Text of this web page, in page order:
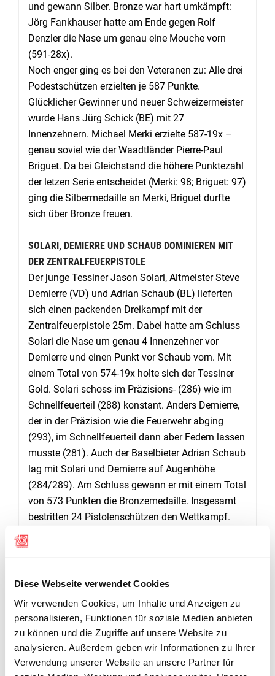
Diese Webseite verwendet Cookies
Wir verwenden Cookies, um Inhalte und Anzeigen zu
personalisieren, Funktionen für soziale Medien anbieten
zu können und die Zugriffe auf unsere Website zu
analysieren. Außerdem geben wir Informationen zu Ihrer
Verwendung unserer Website an unsere Partner für
und gewann Silber. Bronze war hart umkämpft:
Jörg Fankhauser hatte am Ende gegen Rolf
Denzler die Nase um genau eine Mouche vorn
(591-28x).
Noch enger ging es bei den Veteranen zu: Alle drei
Podestschützen erzielten je 587 Punkte.
Glücklicher Gewinner und neuer Schweizermeister
wurde Hans Jürg Schick (BE) mit 27
Innenzehnern. Michael Merki erzielte 587-19x –
genau soviel wie der Waadtländer Pierre-Paul
Briguet. Da bei Gleichstand die höhere Punktezahl
der letzen Serie entscheidet (Merki: 98; Briguet: 97)
ging die Silbermedaille an Merki, Briguet durfte
sich über Bronze freuen.
SOLARI, DEMIERRE UND SCHAUB DOMINIEREN MIT
DER ZENTRALFEUERPISTOLE
Der junge Tessiner Jason Solari, Altmeister Steve
Demierre (VD) und Adrian Schaub (BL) lieferten
sich einen packenden Dreikampf mit der
Zentralfeuerpistole 25m. Dabei hatte am Schluss
Solari die Nase um genau 4 Innenzehner vor
Demierre und einen Punkt vor Schaub vorn. Mit
einem Total von 574-19x holte sich der Tessiner
Gold. Solari schoss im Präzisions- (286) wie im
Schnellfeuerteil (288) konstant. Anders Demierre,
der in der Präzision wie die Feuerwehr abging
(293), im Schnellfeuerteil dann aber Federn lassen
musste (281). Auch der Baselbieter Adrian Schaub
lag mit Solari und Demierre auf Augenhöhe
(284/289). Am Schluss gewann er mit einem Total
von 573 Punkten die Bronzemedaille. Insgesamt
bestritten 24 Pistolenschützen den Wettkampf.
An den Schweizermeisterschaften wurden auch
Kategorie Standardgewehr Männer Schnellfeuer
lautet das Podest wie folgt: 1. Rafael Bereuter
(564), 2. Gilles Dufaux (562-18x), 3. Fabio Wyrsch
(562-14x).
Mit der CISM Zentralfeuerpistole Schnellfeuer
lautet das Podest von den Namen her genau